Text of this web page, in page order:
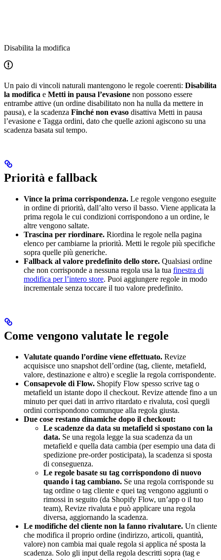
Disabilita la modifica
Un paio di vincoli naturali mantengono le regole coerenti: Disabilita
la modifica e Metti in pausa l’evasione non possono essere
entrambe attive (un ordine disabilitato non ha nulla da mettere in
pausa), e la scadenza Finché non evaso disattiva Metti in pausa
l’evasione e Tagga ordini, dato che quelle azioni agiscono su una
scadenza basata sul tempo.
Priorità e fallback
Vince la prima corrispondenza. Le regole vengono eseguite
in ordine di priorità, dall’alto verso il basso. Viene applicata la
prima regola le cui condizioni corrispondono a un ordine, le
altre vengono saltate.
Trascina per riordinare. Riordina le regole nella pagina
elenco per cambiarne la priorità. Metti le regole più specifiche
sopra quelle più generiche.
Fallback al valore predefinito dello store. Qualsiasi ordine
che non corrisponde a nessuna regola usa la tua finestra di
modifica per l’intero store. Puoi aggiungere regole in modo
incrementale senza toccare il tuo valore predefinito.
Come vengono valutate le regole
Valutate quando l’ordine viene effettuato. Revize
acquisisce uno snapshot dell’ordine (tag, cliente, metafield,
valore, destinazione e altro) e sceglie la regola corrispondente.
Consapevole di Flow. Shopify Flow spesso scrive tag o
metafield un istante dopo il checkout. Revize attende fino a un
minuto per quei dati in arrivo ritardato e rivaluta, così quegli
ordini corrispondono comunque alla regola giusta.
Due cose restano dinamiche dopo il checkout:
Le scadenze da data su metafield si spostano con la
data. Se una regola legge la sua scadenza da un
metafield e quella data cambia (per esempio una data di
spedizione pre-order posticipata), la scadenza si sposta
di conseguenza.
Le regole basate su tag corrispondono di nuovo
quando i tag cambiano. Se una regola corrisponde su
tag ordine o tag cliente e quei tag vengono aggiunti o
rimossi in seguito (da Shopify Flow, un’app o il tuo
team), Revize rivaluta e può applicare una regola
diversa, aggiornando la scadenza.
Le modifiche del cliente non la fanno rivalutare. Un cliente
che modifica il proprio ordine (indirizzo, articoli, quantità,
valore) non cambia mai quale regola si applica né sposta la
scadenza. Solo gli input della regola descritti sopra (tag e